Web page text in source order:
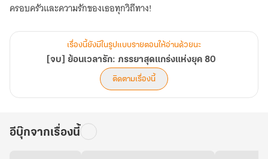
ครอบครัวและความรักของเธอทุกวิถีทาง!
เรื่องนี้ยังมีในรูปแบบรายตอนให้อ่านด้วยนะ
[จบ] ย้อนเวลารัก: ภรรยาสุดแกร่งแห่งยุค 80
ติดตามเรื่องนี้
อีบุ๊กจากเรื่องนี้